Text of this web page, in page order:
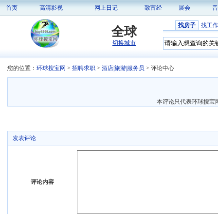
首页 高清影视 网上日记 致富经 展会
全球
切换城市
找房子 找工作
您的位置： 环球搜宝网 > 招聘求职 > 酒店|旅游|服务员 > 评论中心
本评论只代表环球搜宝
发表评论
评论内容